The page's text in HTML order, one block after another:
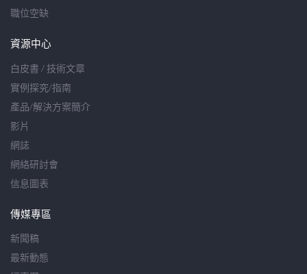
職位空缺
資源中心
白皮書 / 技術文章
實例探究/指南
產品/解決方案簡介
影片
網誌
網絡研討會
信息圖表
傳媒專區
新聞稿
最新動態